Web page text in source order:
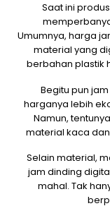
Saat ini
Umumnya, harga
material yang
berbahan plastik
Begitu pun
harganya lebih
Namun,
material kaca
Selain material,
jam dinding
mahal. Tak